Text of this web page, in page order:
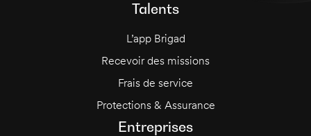
Talents
L’app Brigad
Recevoir des missions
Frais de service
Protections & Assurance
Entreprises